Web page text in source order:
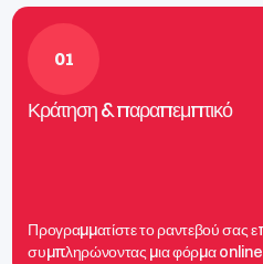
01
Κράτηση & παραπεμπτικό
Προγραμματίστε το ραντεβού σας
συμπληρώνοντας μια φόρμα online